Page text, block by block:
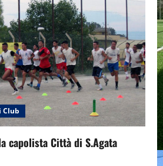
Club
capolista Città di S.Agata